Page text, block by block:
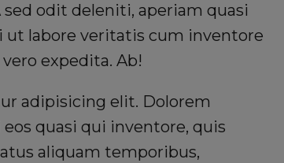
odit deleniti, aperiam quasi
ut labore veritatis cum inventore
expedita. Ab!
adipisicing elit. Dolorem
quasi qui inventore, quis
aliquam temporibus,